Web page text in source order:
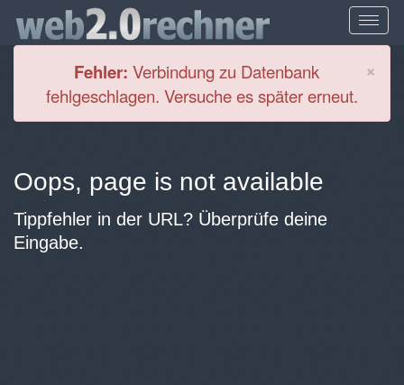
×
Fehler: Verbindung zu Datenbank
fehlgeschlagen. Versuche es später erneut.
Oops, page is not available
Tippfehler in der URL? Überprüfe deine
Eingabe.